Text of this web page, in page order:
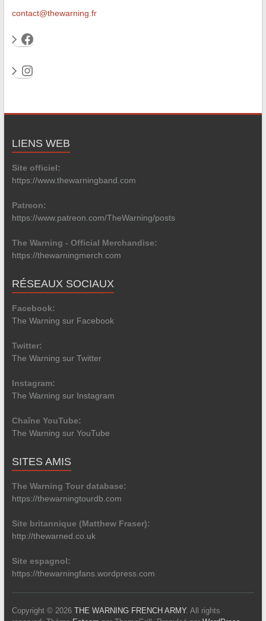
contact@thewarning.fr
Facebook
Instagram
LIENS WEB
Site officiel:
https://www.thewarningband.com
Patreon:
https://www.patreon.com/TheWarning/posts
The Warning - Official Merchandise:
https://thewarningmerch.com
RÉSEAUX SOCIAUX
Facebook:
The Warning sur Facebook
Twitter:
The Warning sur Twitter
Instagram:
The Warning sur Instagram
Chaîne YouTube:
The Warning sur YouTube
SITES AMIS
The Warning Tour database:
https://thewarningtourdb.com
Site britannique (Matthew Fraser):
http://thewarned.co.uk
Site espagnol:
https://thewarningfans.wordpress.com
Copyright © 2026 THE WARNING FRENCH ARMY. All rights